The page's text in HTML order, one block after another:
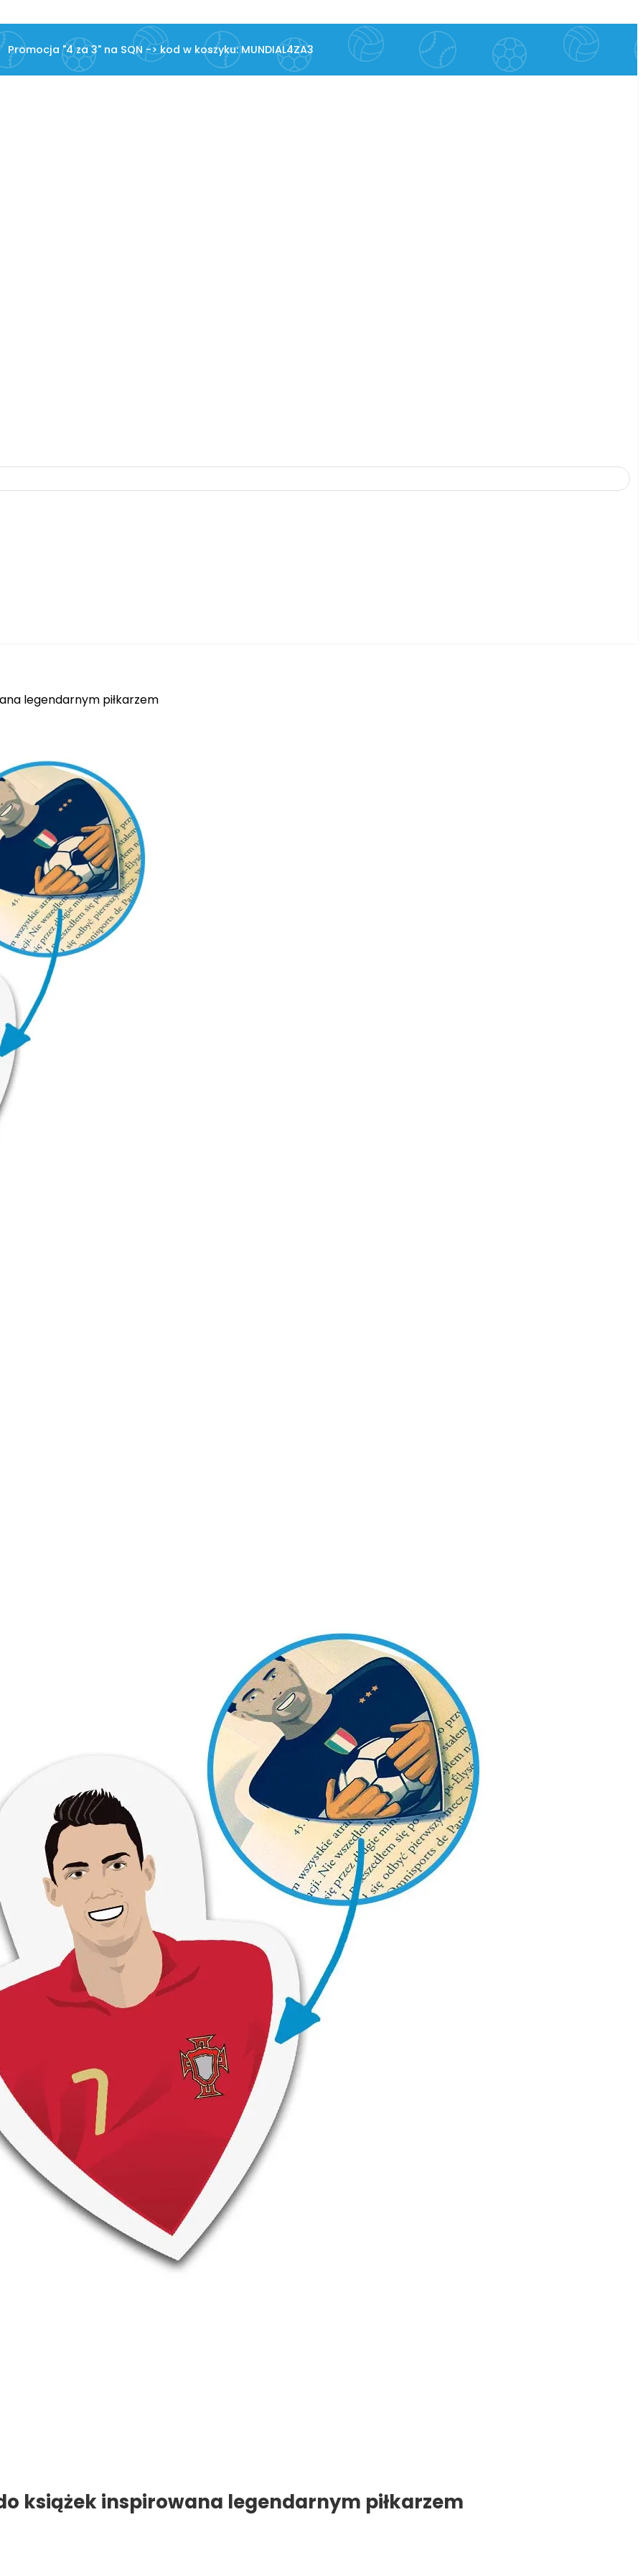
Promocja "4 za 3" na SQN -> kod w koszyku: MUNDIAL4ZA3
legendarnym piłkarzem
książek inspirowana legendarnym piłkarzem